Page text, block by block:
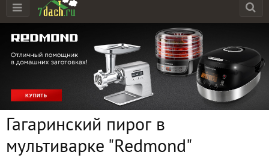
Гагаринский пирог в
мультиварке "Redmond"